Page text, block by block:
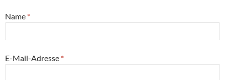
Name *
E-Mail-Adresse *